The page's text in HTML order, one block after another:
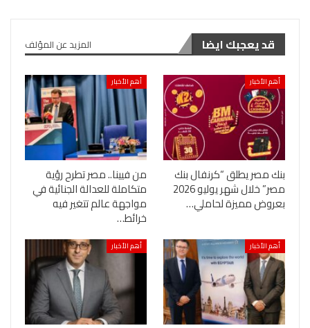
قد يعجبك ايضا المزيد عن المؤلف
أهم الأخبار
بنك مصر يطلق “كرنفال بنك
مصر” خلال شهر يوليو 2026
بعروض مميزة لحاملي…
أهم الأخبار
من فيينا.. مصر تطرح رؤية
متكاملة للعدالة الجنائية في
مواجهة عالم تتغير فيه
خرائط…
أهم الأخبار أهم الأخبار